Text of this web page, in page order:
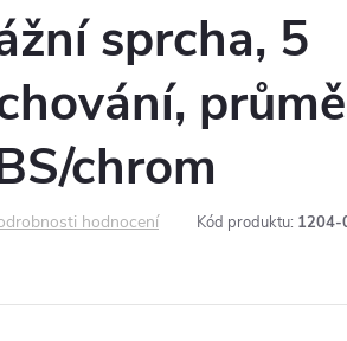
sprcha, 5
chrom
hodnocení Kód produktu: 1204-